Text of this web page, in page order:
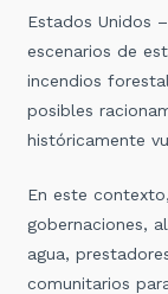
Estados Unidos
escenarios de
incendios
posibles
históricamente
En este
gobernaciones,
agua,
comunitarios